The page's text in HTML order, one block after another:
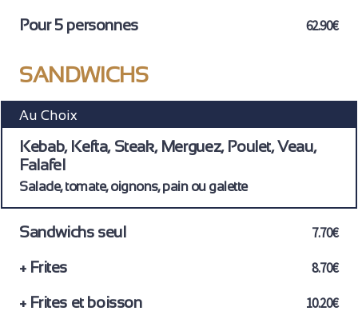
Pour 5 personnes
62.90€
SANDWICHS
Au Choix
Kebab, Kefta, Steak, Merguez, Poulet, Veau,
Falafel
Salade, tomate, oignons, pain ou galette
Sandwichs seul
7.70€
+ Frites
8.70€
+ Frites et boisson
10.20€